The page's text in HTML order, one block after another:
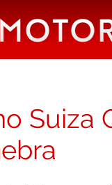
Suiza